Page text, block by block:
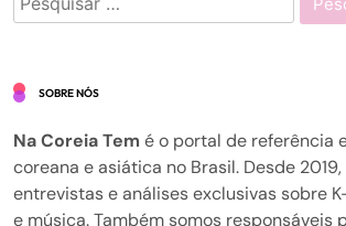
por:
SOBRE NÓS
Na Coreia Tem é o portal de referência
coreana e asiática no Brasil. Desde
entrevistas e análises exclusivas sobre
e música. Também somos responsáveis